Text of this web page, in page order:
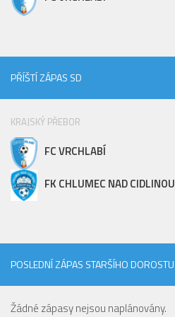
Zápasy
St. žáci
Realizační tým
Zápasy
Ml. žáci
Výsledky
PŘÍŠTÍ ZÁPAS SD
KRAJSKÝ PŘEBOR
FC VRCHLABÍ
FK CHLUMEC NAD CIDLINOU
POSLEDNÍ ZÁPAS STARŠÍHO DOROSTU
Žádné zápasy nejsou naplánovány.